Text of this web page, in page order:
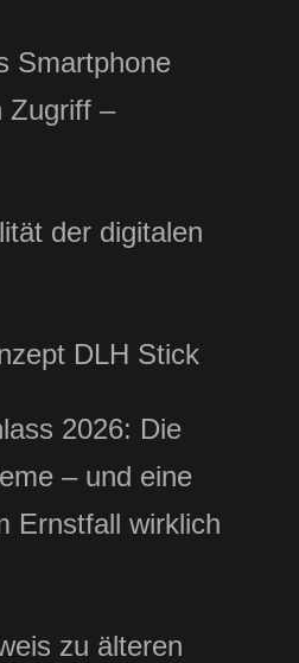
Smartphone
Zugriff –
der digitalen
DLH Stick
2026: Die
– und eine
Ernstfall wirklich
zu älteren